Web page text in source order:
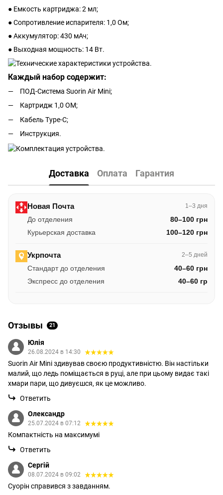
● Емкость картриджа: 2 мл;
● Сопротивление испарителя: 1,0 Ом;
● Аккумулятор: 430 мАч;
● Выходная мощность: 14 Вт.
Каждый набор содержит:
ПОД-Система Suorin Air Mini;
Картридж 1,0 ОМ;
Кабель Type-C;
Инструкция.
Доставка Оплата Гарантия
Новая Почта 1–3 дня
До отделения
80–100 грн
Курьерская доставка
100–120 грн
Укрпочта 2–5 дней
Стандарт до отделения
40–60 грн
Экспресс до отделения
40–60 гр
Отзывы 21
Юлія
26.08.2024 в 14:30
Suorin Air Mini здивував своєю продуктивністю. Він настільки
малий, що ледь поміщається в руці, але при цьому видає такі
хмари пари, що дивуєшся, як це можливо.
Ответить
Олександр
25.07.2024 в 07:12
Компактність на максимумі
Ответить
Сергій
08.07.2024 в 09:02
Суорін справився з завданням.